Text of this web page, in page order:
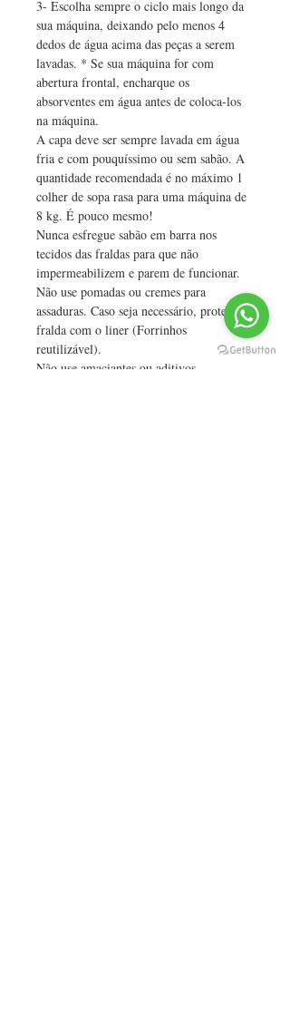
3- Escolha sempre o ciclo mais longo da
sua máquina, deixando pelo menos 4
dedos de água acima das peças a serem
lavadas. * Se sua máquina for com
abertura frontal, encharque os
absorventes em água antes de coloca-los
na máquina.
A capa deve ser sempre lavada em água
fria e com pouquíssimo ou sem sabão. A
quantidade recomendada é no máximo 1
colher de sopa rasa para uma máquina de
8 kg. É pouco mesmo!
Nunca esfregue sabão em barra nos
tecidos das fraldas para que não
impermeabilizem e parem de funcionar.
Não use pomadas ou cremes para
assaduras. Caso seja necessário, proteja a
fralda com o liner (Forrinhos
reutilizável).
Não use amaciantes ou aditivos.